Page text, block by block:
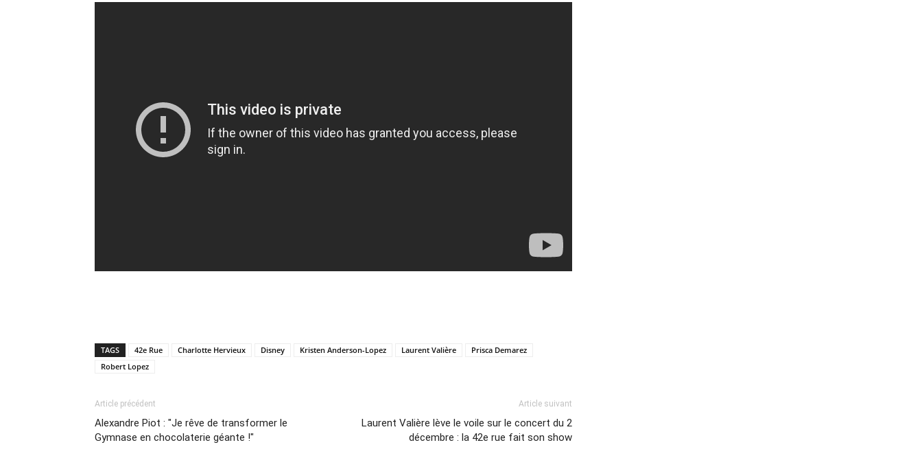
TAGS 42e Rue Charlotte Hervieux Disney Kristen Anderson-Lopez Laurent Valière
Prisca Demarez
Robert Lopez
Article précédent
Alexandre Piot : "Je rêve de transformer le
Gymnase en chocolaterie géante !"
Article suivant
Laurent Valière lève le voile sur le concert du 2
décembre : la 42e rue fait son show